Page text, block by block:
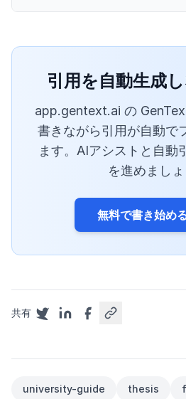
引用を自動生成
app.gentext.ai の
書きながら引用が自動で
ます。AIアシストと自動
を進めましょ
無料で書き始め
共有
university-guide thesis